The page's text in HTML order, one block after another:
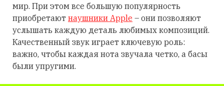
мир. При этом все большую популярность
приобретают наушники Apple – они позволяют
услышать каждую деталь любимых композиций.
Качественный звук играет ключевую роль:
важно, чтобы каждая нота звучала четко, а басы
были упругими.